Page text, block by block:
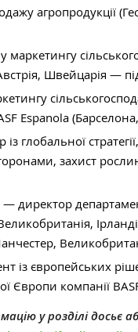
агропродукції
Швейцарія —
Espanola (Барселона,
глобальної
захист
директор
із європейських
Європи компанії
у розділі досьє